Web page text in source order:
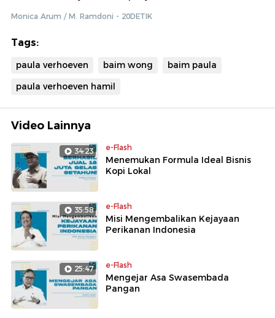
Monica Arum / M. Ramdoni - 20DETIK
Tags:
paula verhoeven baim wong
baim paula
paula verhoeven hamil
Video Lainnya
34:23 e-Flash
Menemukan Formula Ideal Bisnis
Kopi Lokal
35:58 e-Flash
Misi Mengembalikan Kejayaan
Perikanan Indonesia
25:47 e-Flash
Mengejar Asa Swasembada
Pangan